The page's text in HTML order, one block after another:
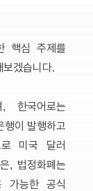
핵심 주제를
겠습니다.
국어로는
행이 발행하고
로 미국 달러
, 법정화폐는
가능한 공식